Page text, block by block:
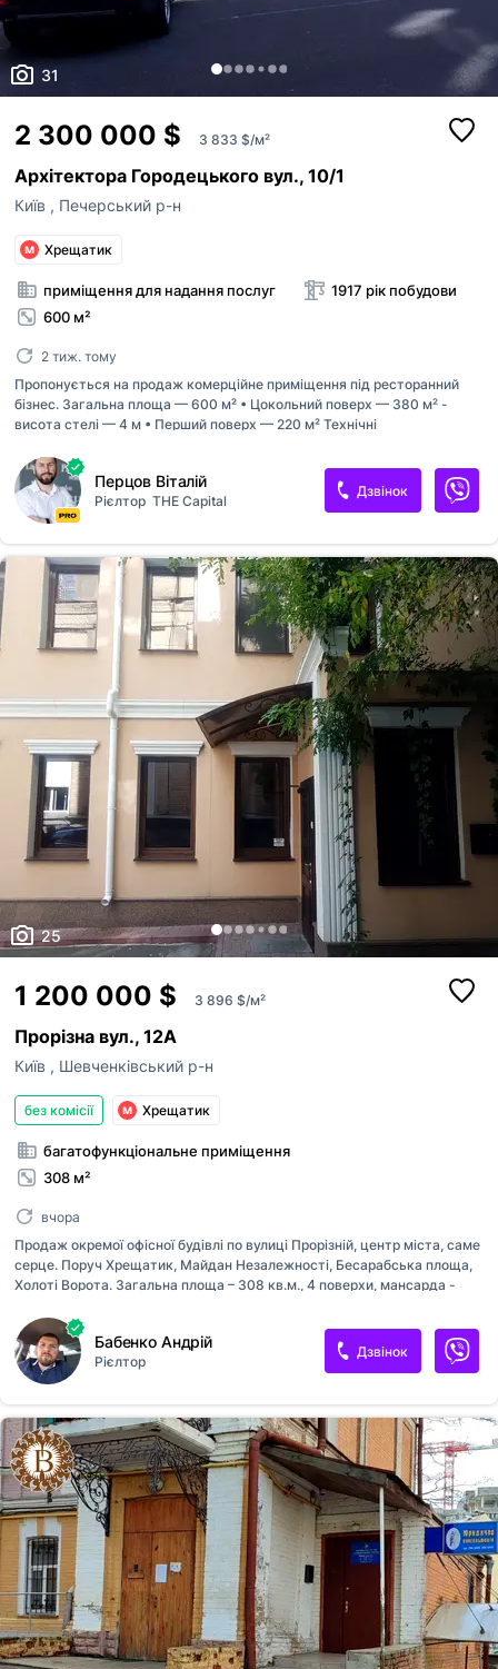
31
2 300 000 $ 3 833 $/м²
Архітектора Городецького вул., 10/1
Київ , Печерський р-н
Хрещатик
приміщення для надання послуг
600 м²
1917 рік побудови
2 тиж. тому
Пропонується на продаж комерційне приміщення під ресторанний
бізнес. Загальна площа — 600 м² • Цокольний поверх — 380 м² -
висота стелі — 4 м • Перший поверх — 220 м² Технічні
Встановлена сучасна приточно-витяжна система • Функціональне
планування для ресторану, lounge-простору або гастропроєкту
Переваги об’єкта: • Парковка на 7–10 автомобілів • Дві літні тераси •
Великі площі під кухню, зал, складські та технічні приміщення •
Ідеально під ресторан, бар, клуб, кальянну або преміальний
гастропростір Приміщення має великий потенціал для реалізації
ресторанного проєкту будь-якого формату. A30792
Перцов Віталій
Рієлтор THE Capital
Дзвінок
25
1 200 000 $ 3 896 $/м²
Прорізна вул., 12А
Київ , Шевченківський р-н
без комісії Хрещатик
багатофункціональне приміщення
308 м²
вчора
Продаж окремої офісної будівлі по вулиці Прорізній, центр міста, саме
серце. Поруч Хрещатик, Майдан Незалежності, Бесарабська площа,
Холоті Ворота. Загальна площа – 308 кв.м., 4 поверхи, мансарда -
ремонт. Усі комунікації - газове опалення, водопровід, каналізація,
бойлер. Також, кондиціонери, телевізори, відеоспостереження,
цілодобова безкоштовна охорона. Землю проінвентаризовано. Робочі
місця, кімната відпочинку, спеціальна кімната, кімната для керівника
- деяких приміщень немає на фото. Підійде під закритий або
відкритий офіс на невелику компанію, клініку, представництво,
посольство, міні-готель банк, дитячий садок, пр...
Бабенко Андрій
Рієлтор
Дзвінок